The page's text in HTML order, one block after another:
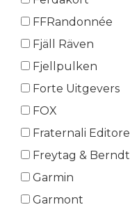
FFRandonnée
Fjäll Räven
Fjellpulken
Forte Uitgevers
FOX
Fraternali Editore
Freytag & Berndt
Garmin
Garmont